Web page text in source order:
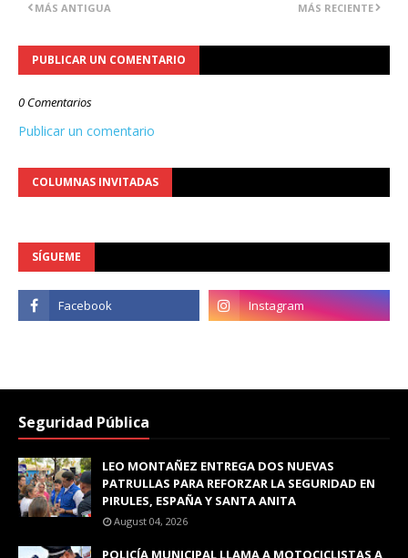
MÁS RECIENTE
MÁS ANTIGUA
PUBLICAR UN COMENTARIO
0 Comentarios
Publicar un comentario
COLUMNAS INVITADAS
SÍGUEME
Seguridad Pública
LEO MONTAÑEZ ENTREGA DOS NUEVAS
PATRULLAS PARA REFORZAR LA SEGURIDAD EN
PIRULES, ESPAÑA Y SANTA ANITA
August 04, 2026
POLICÍA MUNICIPAL LLAMA A MOTOCICLISTAS A